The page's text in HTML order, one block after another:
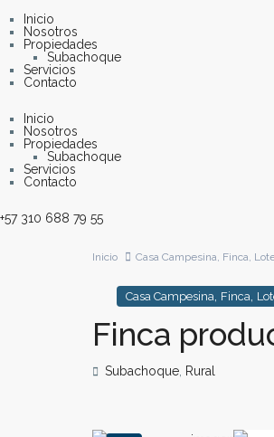
Inicio
Nosotros
Propiedades
Subachoque
Servicios
Contacto
Inicio
Nosotros
Propiedades
Subachoque
Servicios
Contacto
+57 310 688 79 55
Inicio Casa Campesina, Finca,
Casa Campesina Finca
Finca
Subachoque Rural